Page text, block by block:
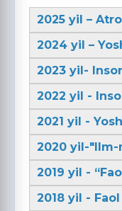
2025 yil –
2024 yil –
2023 yil-
2022 yil -
2021 yil -
2020 yil-
2019 yil -
2018 yil -